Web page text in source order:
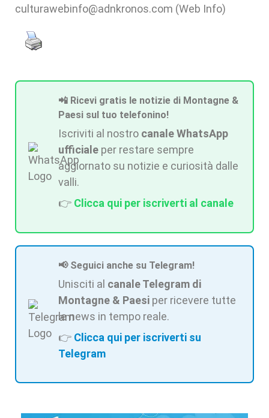
culturawebinfo@adnkronos.com (Web Info)
📲 Ricevi gratis le notizie di Montagne &
Paesi sul tuo telefonino!
Iscriviti al nostro canale WhatsApp
ufficiale per restare sempre
aggiornato su notizie e curiosità dalle
valli.
👉 Clicca qui per iscriverti al canale
📢 Seguici anche su Telegram!
Unisciti al canale Telegram di
Montagne & Paesi per ricevere tutte
le news in tempo reale.
👉 Clicca qui per iscriverti su
Telegram